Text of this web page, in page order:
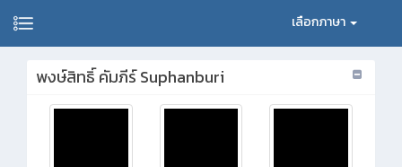
เลือกภาษา
พงษ์สิทธิ์ คัมภีร์ Suphanburi